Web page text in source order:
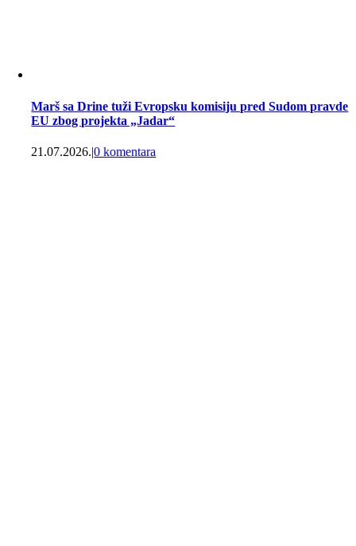
Marš sa Drine tuži Evropsku komisiju pred Sudom pravde
EU zbog projekta „Jadar“
21.07.2026.|0 komentara